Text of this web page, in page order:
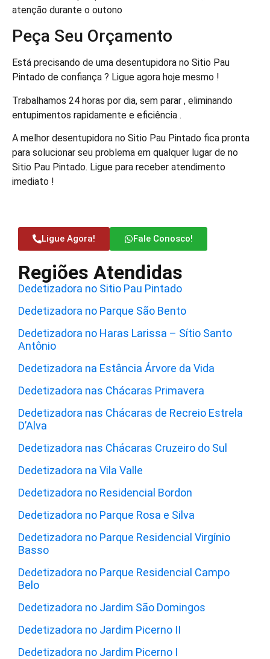
atenção durante o outono
Peça Seu Orçamento
Está precisando de uma desentupidora no Sitio Pau
Pintado de confiança ? Ligue agora hoje mesmo !
Trabalhamos 24 horas por dia, sem parar , eliminando
entupimentos rapidamente e eficiência .
A melhor desentupidora no Sitio Pau Pintado fica pronta
para solucionar seu problema em qualquer lugar de no
Sitio Pau Pintado. Ligue para receber atendimento
imediato !
Ligue Agora! Fale Conosco!
Regiões Atendidas
Dedetizadora no Sitio Pau Pintado
Dedetizadora no Parque São Bento
Dedetizadora no Haras Larissa – Sítio Santo
Antônio
Dedetizadora na Estância Árvore da Vida
Dedetizadora nas Chácaras Primavera
Dedetizadora nas Chácaras de Recreio Estrela
D’Alva
Dedetizadora nas Chácaras Cruzeiro do Sul
Dedetizadora na Vila Valle
Dedetizadora no Residencial Bordon
Dedetizadora no Parque Rosa e Silva
Dedetizadora no Parque Residencial Virgínio
Basso
Dedetizadora no Parque Residencial Campo
Belo
Dedetizadora no Jardim São Domingos
Dedetizadora no Jardim Picerno II
Dedetizadora no Jardim Picerno I